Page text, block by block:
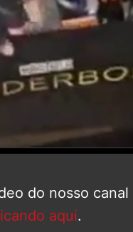
do nosso canal
aqui.